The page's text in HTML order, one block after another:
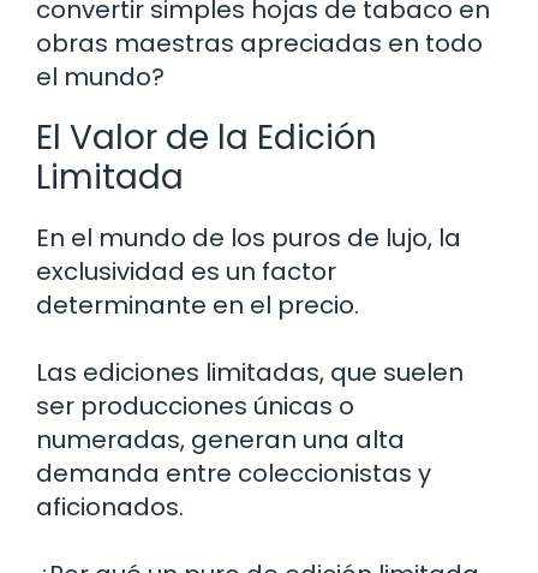
convertir simples hojas de tabaco en
obras maestras apreciadas en todo
el mundo?
El Valor de la Edición
Limitada
En el mundo de los puros de lujo, la
exclusividad es un factor
determinante en el precio.
Las ediciones limitadas, que suelen
ser producciones únicas o
numeradas, generan una alta
demanda entre coleccionistas y
aficionados.